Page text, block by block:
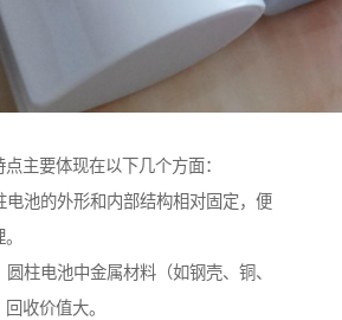
主要体现在以下几个方面：
电池的外形和内部结构相对固定，便
柱电池中金属材料（如钢壳、铜、
收价值大。